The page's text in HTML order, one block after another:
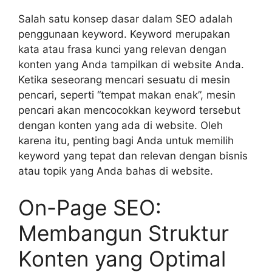
Salah satu konsep dasar dalam SEO adalah
penggunaan keyword. Keyword merupakan
kata atau frasa kunci yang relevan dengan
konten yang Anda tampilkan di website Anda.
Ketika seseorang mencari sesuatu di mesin
pencari, seperti “tempat makan enak”, mesin
pencari akan mencocokkan keyword tersebut
dengan konten yang ada di website. Oleh
karena itu, penting bagi Anda untuk memilih
keyword yang tepat dan relevan dengan bisnis
atau topik yang Anda bahas di website.
On-Page SEO:
Membangun Struktur
Konten yang Optimal